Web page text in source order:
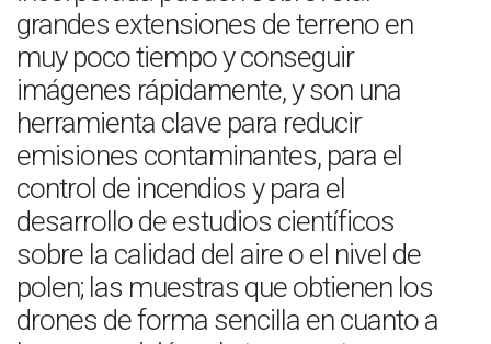
grandes extensiones de terreno en
muy poco tiempo y conseguir
imágenes rápidamente, y son una
herramienta clave para reducir
emisiones contaminantes, para el
control de incendios y para el
desarrollo de estudios científicos
sobre la calidad del aire o el nivel de
polen; las muestras que obtienen los
drones de forma sencilla en cuanto a